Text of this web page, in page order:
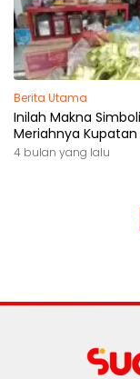
Berita Utama
Inilah Makna
Meriahnya Kupatan
4 bulan yang lalu